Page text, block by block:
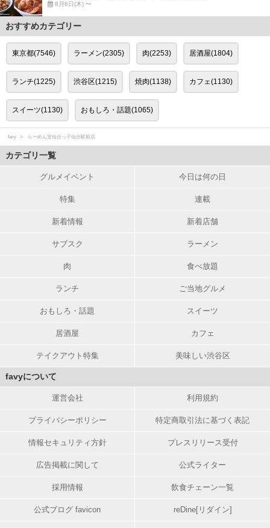
8月6日(木) 〜
おすすめカテゴリー
東京都(7546) ラーメン(2305) 肉(2253) 居酒屋(1804)
ランチ(1225) 渋谷区(1215) 焼肉(1138) カフェ(1130)
スイーツ(1130) おもしろ・話題(1065)
favy らーめん堂仙台っ子仙台駅前店
カテゴリ一覧
グルメイベント 今日は何の日
特集 連載
新着情報 新着店舗
サブスク ラーメン
肉 食べ放題
ランチ ご当地グルメ
おもしろ・話題 スイーツ
居酒屋 カフェ
テイクアウト特集 美味しい渋谷区
favyについて
運営会社 利用規約
プライバシーポリシー 特定商取引法に基づく表記
情報セキュリティ方針 プレスリリース受付
広告掲載に関して 公式ライター
採用情報 飲食チェーン一覧
公式ブログ favicon reDine[リダイン]